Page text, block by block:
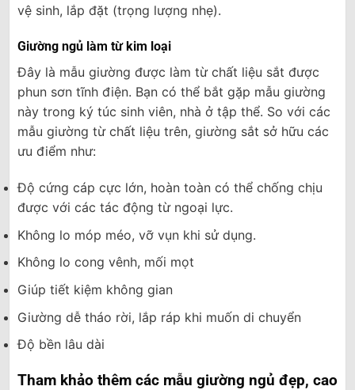
vệ sinh, lắp đặt (trọng lượng nhẹ).
Giường ngủ làm từ kim loại
Đây là mẫu giường được làm từ chất liệu sắt được
phun sơn tĩnh điện. Bạn có thể bắt gặp mẫu giường
này trong ký túc sinh viên, nhà ở tập thể. So với các
mẫu giường từ chất liệu trên, giường sắt sở hữu các
ưu điểm như:
Độ cứng cáp cực lớn, hoàn toàn có thể chống chịu
được với các tác động từ ngoại lực.
Không lo móp méo, vỡ vụn khi sử dụng.
Không lo cong vênh, mối mọt
Giúp tiết kiệm không gian
Giường dễ tháo rời, lắp ráp khi muốn di chuyển
Độ bền lâu dài
Tham khảo thêm các mẫu giường ngủ đẹp, cao